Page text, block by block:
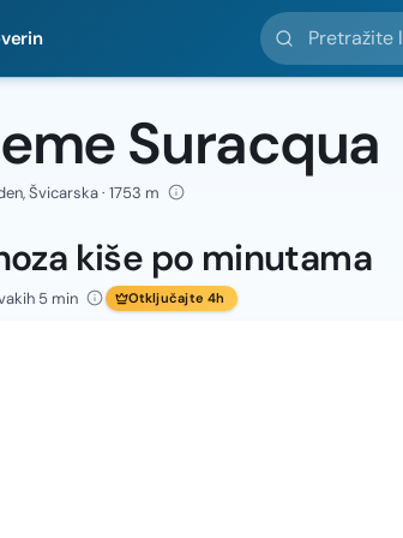
Pretražite lokacije
Suracqua
Švicarska · 1753 m
kiše po minutama
5 min Otključajte 4h